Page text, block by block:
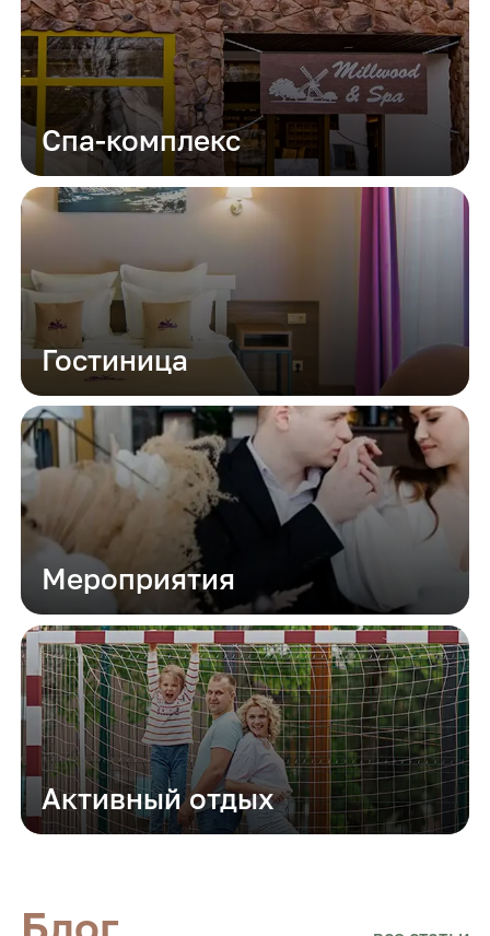
Спа-комплекс
Гостиница
Мероприятия
Активный отдых